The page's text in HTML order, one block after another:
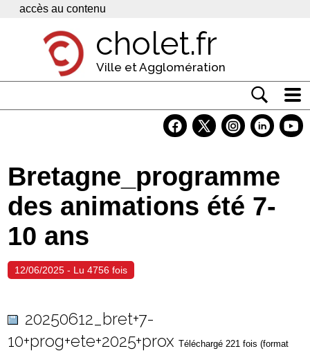
Panneau de gestion des cookies
accès au contenu
cholet.fr
Ville et Agglomération
Economie
Services
Contacts
Bretagne_programme
des animations été 7-
10 ans
12/06/2025 - Lu 4756 fois
20250612_bret+7-
10+prog+ete+2025+prox Téléchargé 221 fois (format